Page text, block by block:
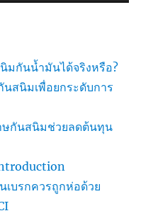
มกันน้ำมันได้จริงหรือ?
นสนิมเพื่อยกระดับการ
ษกันสนิมช่วยลดต้นทุน
เบรกควรถูกห่อด้วย